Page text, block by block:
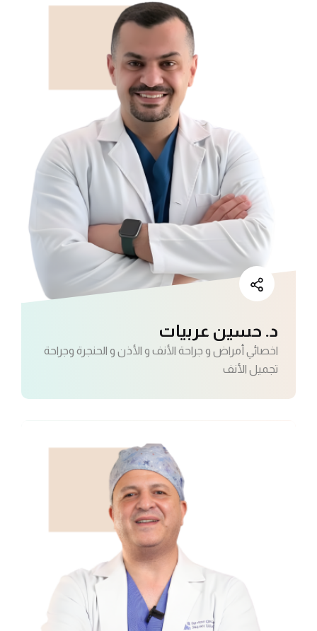
د. حسين عربيات
اخصائي أمراض و جراحة الأنف و الأذن و الحنجرة وجراحة
تجميل الأنف